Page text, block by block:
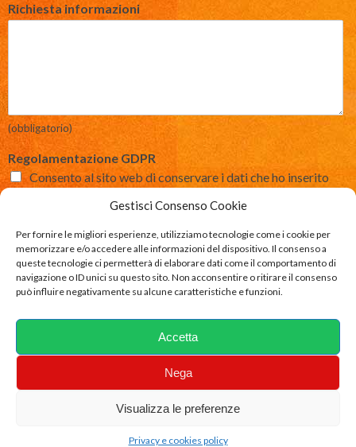
Gestisci Consenso Cookie
Per fornire le migliori esperienze, utilizziamo tecnologie come i cookie per
memorizzare e/o accedere alle informazioni del dispositivo. Il consenso a
queste tecnologie ci permetterà di elaborare dati come il comportamento di
navigazione o ID unici su questo sito. Non acconsentire o ritirare il consenso
può influire negativamente su alcune caratteristiche e funzioni.
Accetta
Nega
Visualizza le preferenze
Privacy e cookies policy
Richiesta informazioni
(obbligatorio)
Regolamentazione GDPR
Consento al sito web di conservare i dati che ho inserito
così da poter rispondere alla mia richiesta.
(Se non mi permette di conservare e inoltrare al mio indirizzo di posta
richiesta)
- Powered by
web